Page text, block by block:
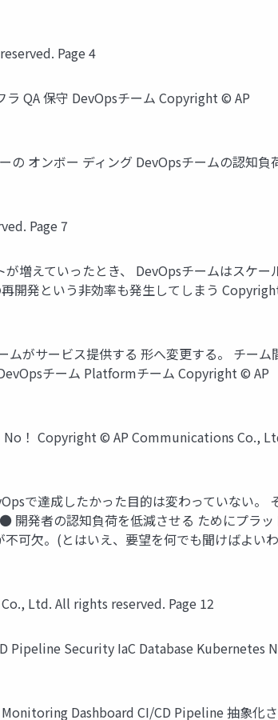
Page 4
QA 保守 DevOpsチーム Copyright © AP
の オンボー ディング DevOpsチームの認知負
Page 7
増えていったとき、 DevOpsチームはスケー
開発という非効率も発生してしまう
がサービス提供する 形へ変更する。 チーム
チーム Platformチーム Copyright © AP
No！ Copyright © AP Communications Co.,
で達成したかった目的は変わっていない。
開発者の認知負荷を低減させる ためにプラッ
可欠。(とはいえ、要望を何でも聞けばよい
Ltd. All rights reserved. Page 12
Pipeline Security IaC Database Kubernetes
Dashboard CI/CD Pipeline 抽象化